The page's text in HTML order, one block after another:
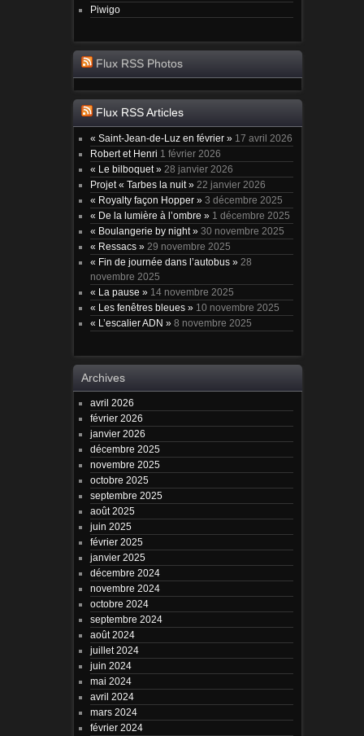
Piwigo
Flux RSS Photos
Flux RSS Articles
« Saint-Jean-de-Luz en février » 17 avril 2026
Robert et Henri 1 février 2026
« Le bilboquet » 28 janvier 2026
Projet « Tarbes la nuit » 22 janvier 2026
« Royalty façon Hopper » 3 décembre 2025
« De la lumière à l’ombre » 1 décembre 2025
« Boulangerie by night » 30 novembre 2025
« Ressacs » 29 novembre 2025
« Fin de journée dans l’autobus » 28
novembre 2025
« La pause » 14 novembre 2025
« Les fenêtres bleues » 10 novembre 2025
« L’escalier ADN » 8 novembre 2025
Archives
avril 2026
février 2026
janvier 2026
décembre 2025
novembre 2025
octobre 2025
septembre 2025
août 2025
juin 2025
février 2025
janvier 2025
décembre 2024
novembre 2024
octobre 2024
septembre 2024
août 2024
juillet 2024
juin 2024
mai 2024
avril 2024
mars 2024
février 2024